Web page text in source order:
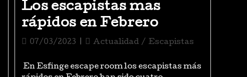
Los escapistas mas
rápidos en Febrero
07/03/2023 Actualidad / Escapistas
En Esfinge escape room los escapistas más